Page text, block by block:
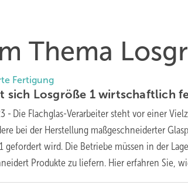
Thema
Fertigung
sich Losgröße 1 wirtschaftlich
- Die Flachglas-Verarbeiter steht vor einer
bei der Herstellung maßgeschneiderter
gefordert wird. Die Betriebe müssen in der
Produkte zu liefern. Hier erfahren Sie,